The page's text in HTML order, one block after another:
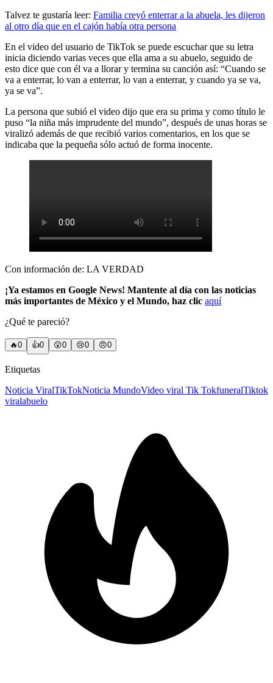
Talvez te gustaría leer: Familia creyó enterrar a la abuela, les dijeron
al otro día que en el cajón había otra persona
En el video del usuario de TikTok se puede escuchar que su letra
inicia diciendo varias veces que ella ama a su abuelo, seguido de
esto dice que con él va a llorar y termina su canción así: “Cuando se
va a enterrar, lo van a enterrar, lo van a enterrar, y cuando ya se va,
ya se va”.
La persona que subió el video dijo que era su prima y como título le
puso “la niña más imprudente del mundo”, después de unas horas se
viralizó además de que recibió varios comentarios, en los que se
indicaba que la pequeña sólo actuó de forma inocente.
Con información de: LA VERDAD
¡Ya estamos en Google News! Mantente al día con las noticias
más importantes de México y el Mundo, haz clic aquí
¿Qué te pareció?
🔥0 👍0 😲0 😢0 😠0
Etiquetas
Noticia ViralTikTokNoticia MundoVideo viral Tik TokfuneralTiktok
viralabuelo